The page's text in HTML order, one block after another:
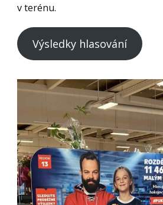
v terénu.
Výsledky hlasování